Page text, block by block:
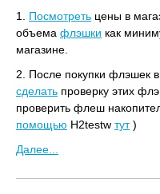
1. Посмотреть цены в
объема флэшки как
магазине.
2. После покупки флэшек
сделать проверку этих
проверить флеш
помощью H2testw тут)
Далее...